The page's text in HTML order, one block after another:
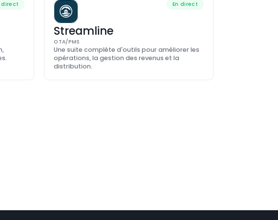
direct En direct
Streamline
OTA/PMS
Une suite complète d'outils pour améliorer les
opérations, la gestion des revenus et la
distribution.